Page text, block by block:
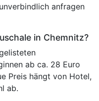
anfragen
in Chemnitz?
ab ca. 28 Euro
Preis hängt von Hotel,
ab.